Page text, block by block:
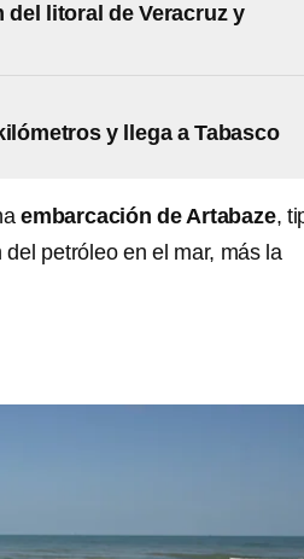
del litoral de Veracruz y
y llega a Tabasco
embarcación de Artabaze,
petróleo en el mar, más la